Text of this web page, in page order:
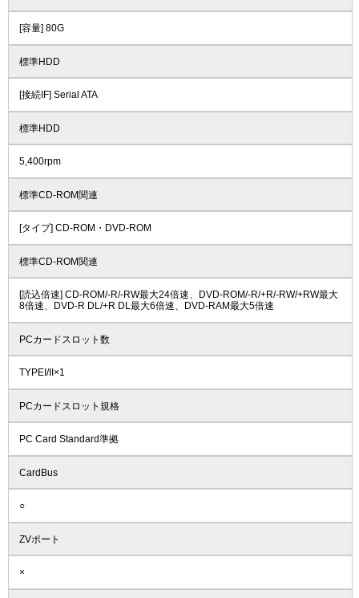
[容量] 80G
標準HDD
[接続IF] Serial ATA
標準HDD
5,400rpm
標準CD-ROM関連
[タイプ] CD-ROM・DVD-ROM
標準CD-ROM関連
[読込倍速] CD-ROM/-R/-RW最大24倍速、DVD-ROM/-R/+R/-RW/+RW最大
8倍速、DVD-R DL/+R DL最大6倍速、DVD-RAM最大5倍速
PCカードスロット数
TYPEI/II×1
PCカードスロット規格
PC Card Standard準拠
CardBus
○
ZVポート
×